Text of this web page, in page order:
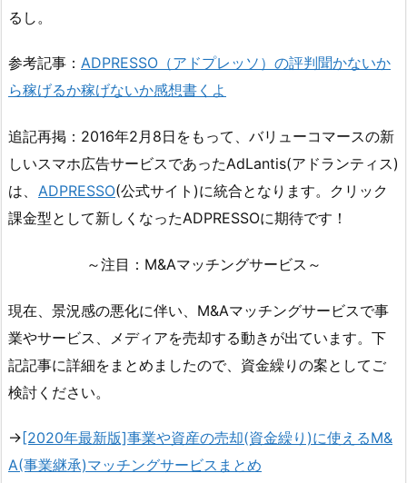
るし。
参考記事： ADPRESSO（アドプレッソ）の評判聞かないか
ら稼げるか稼げないか感想書くよ
追記再掲：2016年2月8日をもって、バリューコマースの新
しいスマホ広告サービスであったAdLantis(アドランティス)
は、 ADPRESSO(公式サイト)に統合となります。クリック
課金型として新しくなったADPRESSOに期待です！
～注目：M&Aマッチングサービス～
現在、景況感の悪化に伴い、M&Aマッチングサービスで事
業やサービス、メディアを売却する動きが出ています。下
記記事に詳細をまとめましたので、資金繰りの案としてご
検討ください。
→ [2020年最新版]事業や資産の売却(資金繰り)に使えるM&
A(事業継承)マッチングサービスまとめ